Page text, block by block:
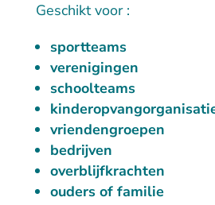
Geschikt voor :
sportteams
verenigingen
schoolteams
vriendengroepen
bedrijven
overblijfkrachten
ouders of familie